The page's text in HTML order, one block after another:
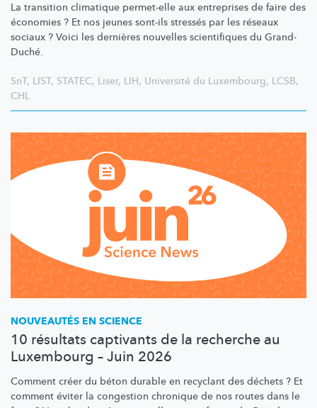
La transition climatique permet-elle aux entreprises de faire des
économies ? Et nos jeunes sont-ils stressés par les réseaux
sociaux ? Voici les dernières nouvelles scientifiques du Grand-
Duché.
SnT, LIST, STATEC, Liser, LIH, Université du Luxembourg, LCSB,
CHL
NOUVEAUTÉS EN SCIENCE
10 résultats captivants de la recherche au
Luxembourg – Juin 2026
Comment créer du béton durable en recyclant des déchets ? Et
comment éviter la congestion chronique de nos routes dans le